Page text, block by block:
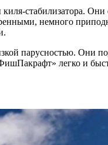
стабилизатора.
немного
парусностью. Они
легко и